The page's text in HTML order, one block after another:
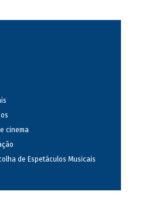
cinema
de Espetáculos Musicais